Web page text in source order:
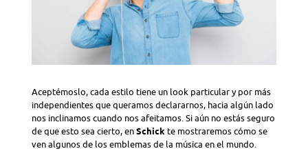
Aceptémoslo, cada estilo tiene un look particular y por más
independientes que queramos declararnos, hacia algún lado
nos inclinamos cuando nos afeitamos. Si aún no estás seguro
de que esto sea cierto, en Schick te mostraremos cómo se
ven algunos de los emblemas de la música en el mundo.